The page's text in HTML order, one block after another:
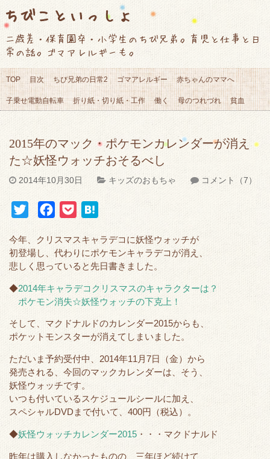
ちびこといっしょ
二歳差・保育園卒・小学生のちび兄弟。育児と仕事と日
常の話。ゴマアレルギーも。
TOP 目次 ちび兄弟の日常2 ゴマアレルギー 赤ちゃんのママへ
子乗せ電動自転車 折り紙・切り紙・工作 働く 母のつれづれ 貧血
2015年のマック・ポケモンカレンダーが消え
た☆妖怪ウォッチおそるべし
2014年10月30日 キッズのおもちゃ コメント（7）
i
e
c
e
o
k
c
k
t
e
今年、クリスマスキャラデコに妖怪ウォッチが
初登場し、代わりにポケモンキャラデコが消え、
悲しく思っていると先日書きました。
◆2014年キャラデコクリスマスのキャラクターは？
ポケモン消失☆妖怪ウォッチの下克上！
そして、マクドナルドのカレンダー2015からも、
ポケットモンスターが消えてしまいました。
ただいま予約受付中、2014年11月7日（金）から
発売される、今回のマックカレンダーは、そう、
妖怪ウォッチです。
いつも付いているスケジュールシールに加え、
スペシャルDVDまで付いて、400円（税込）。
◆妖怪ウォッチカレンダー2015 ・・・マクドナルド
昨年は購入しなかったものの、三年ほど続けて